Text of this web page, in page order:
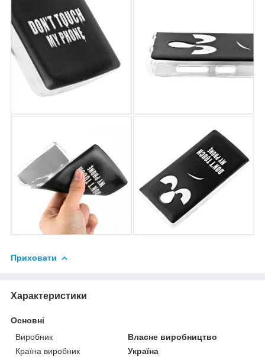
Приховати
Характеристики
Основні
Виробник
Власне виробництво
Країна виробник
Україна